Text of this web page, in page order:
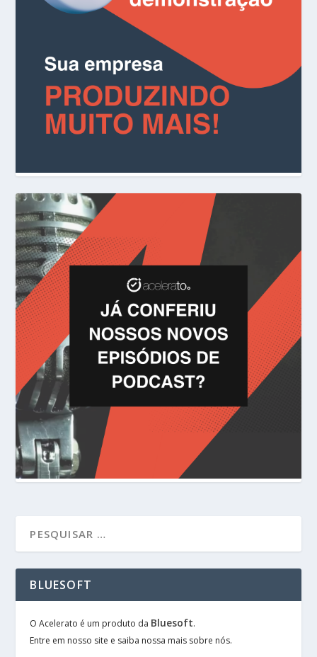
BLUESOFT
O Acelerato é um produto da Bluesoft.
Entre em nosso site e saiba nossa mais sobre nós.